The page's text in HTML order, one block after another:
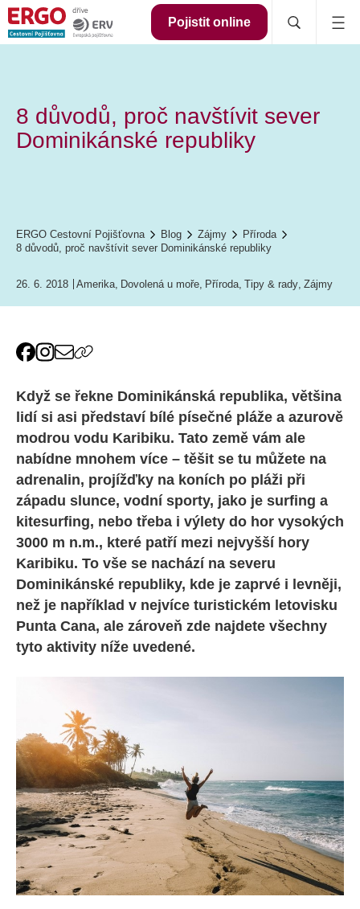
Pojistit online
8 důvodů, proč navštívit sever
Dominikánské republiky
ERGO Cestovní Pojišťovna Blog Zájmy
Příroda
8 důvodů, proč navštívit sever Dominikánské republiky
26. 6. 2018 Amerika, Dovolená u moře, Příroda, Tipy & rady, Zájmy
Když se řekne Dominikánská republika, většina
lidí si asi představí bílé písečné pláže a azurově
modrou vodu Karibiku. Tato země vám ale
nabídne mnohem více – těšit se tu můžete na
adrenalin, projížďky na koních po pláži při
západu slunce, vodní sporty, jako je surfing a
kitesurfing, nebo třeba i výlety do hor vysokých
3000 m n.m., které patří mezi nejvyšší hory
Karibiku. To vše se nachází na severu
Dominikánské republiky, kde je zaprvé i levněji,
než je například v nejvíce turistickém letovisku
Punta Cana, ale zároveň zde najdete všechny
tyto aktivity níže uvedené.